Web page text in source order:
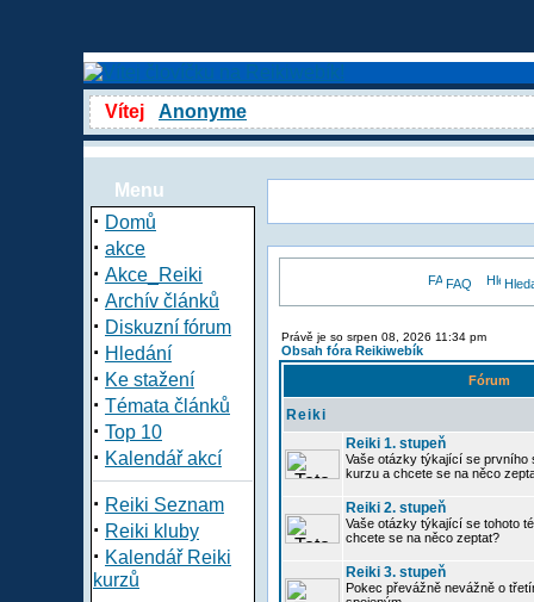
Vítej Anonyme
Menu
· Domů
· akce
· Akce_Reiki
· Archív článků
· Diskuzní fórum
· Hledání
· Ke stažení
· Témata článků
· Top 10
· Kalendář akcí
· Reiki Seznam
· Reiki kluby
· Kalendář Reiki
kurzů
FAQ
Právě je so srpen 08, 2026 11:34 pm
Obsah fóra Reikiwebík
Fórum
Reiki
Reiki 1. stupeň
Vaše otázky týkající se prvního
kurzu a chcete se na něco
Reiki 2. stupeň
Vaše otázky týkající se tohoto
chcete se na něco zeptat?
Reiki 3. stupeň
Pokec převážně nevážně o